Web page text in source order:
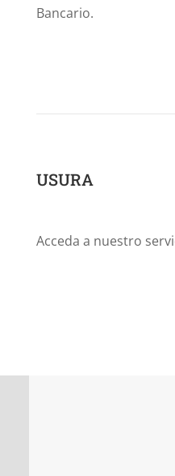
Bancario.
USURA
Acceda a nuestro